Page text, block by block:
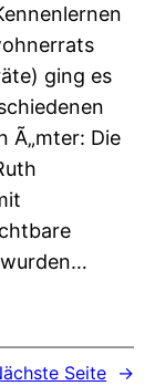
ging es
Ã„mter: Die
Seite →